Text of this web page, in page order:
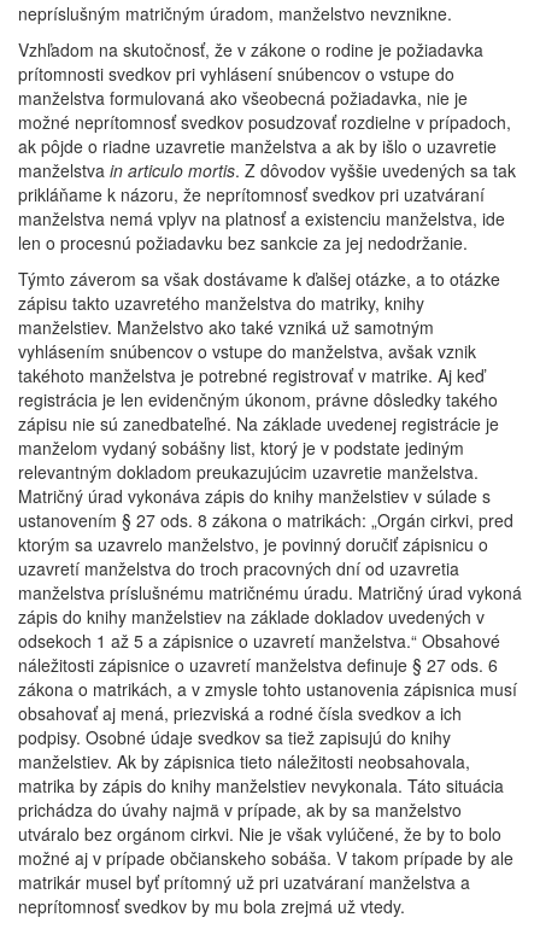
nepríslušným matričným úradom, manželstvo nevznikne.
Vzhľadom na skutočnosť, že v zákone o rodine je požiadavka
prítomnosti svedkov pri vyhlásení snúbencov o vstupe do
manželstva formulovaná ako všeobecná požiadavka, nie je
možné neprítomnosť svedkov posudzovať rozdielne v prípadoch,
ak pôjde o riadne uzavretie manželstva a ak by išlo o uzavretie
manželstva in articulo mortis. Z dôvodov vyššie uvedených sa tak
prikláňame k názoru, že neprítomnosť svedkov pri uzatváraní
manželstva nemá vplyv na platnosť a existenciu manželstva, ide
len o procesnú požiadavku bez sankcie za jej nedodržanie.
Týmto záverom sa však dostávame k ďalšej otázke, a to otázke
zápisu takto uzavretého manželstva do matriky, knihy
manželstiev. Manželstvo ako také vzniká už samotným
vyhlásením snúbencov o vstupe do manželstva, avšak vznik
takéhoto manželstva je potrebné registrovať v matrike. Aj keď
registrácia je len evidenčným úkonom, právne dôsledky takého
zápisu nie sú zanedbateľné. Na základe uvedenej registrácie je
manželom vydaný sobášny list, ktorý je v podstate jediným
relevantným dokladom preukazujúcim uzavretie manželstva.
Matričný úrad vykonáva zápis do knihy manželstiev v súlade s
ustanovením § 27 ods. 8 zákona o matrikách: „Orgán cirkvi, pred
ktorým sa uzavrelo manželstvo, je povinný doručiť zápisnicu o
uzavretí manželstva do troch pracovných dní od uzavretia
manželstva príslušnému matričnému úradu. Matričný úrad vykoná
zápis do knihy manželstiev na základe dokladov uvedených v
odsekoch 1 až 5 a zápisnice o uzavretí manželstva.“ Obsahové
náležitosti zápisnice o uzavretí manželstva definuje § 27 ods. 6
zákona o matrikách, a v zmysle tohto ustanovenia zápisnica musí
obsahovať aj mená, priezviská a rodné čísla svedkov a ich
podpisy. Osobné údaje svedkov sa tiež zapisujú do knihy
manželstiev. Ak by zápisnica tieto náležitosti neobsahovala,
matrika by zápis do knihy manželstiev nevykonala. Táto situácia
prichádza do úvahy najmä v prípade, ak by sa manželstvo
utváralo bez orgánom cirkvi. Nie je však vylúčené, že by to bolo
možné aj v prípade občianskeho sobáša. V takom prípade by ale
matrikár musel byť prítomný už pri uzatváraní manželstva a
neprítomnosť svedkov by mu bola zrejmá už vtedy.